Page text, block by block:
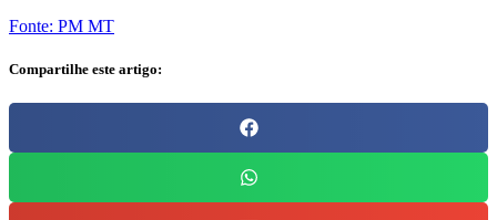
Fonte: PM MT
Compartilhe este artigo: